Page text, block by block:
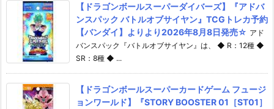
【ドラゴンボールスーパーダイバーズ】『アドバ
ンスパック バトルオブサイヤン』TCGトレカ予約
【バンダイ】よりより2026年8月8日発売☆ アド
バンスパック『バトルオブサイヤン』は、 ◆ R：12種 ◆
SR：8種 ◆ ...
【ドラゴンボールスーパーカードゲーム フュージ
ョンワールド】『STORY BOOSTER 01［ST01］